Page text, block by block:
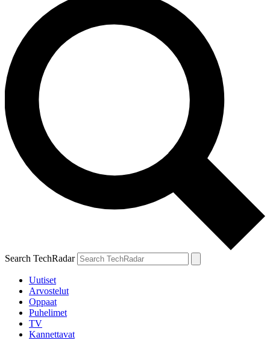
Search TechRadar
Uutiset
Arvostelut
Oppaat
Puhelimet
TV
Kannettavat